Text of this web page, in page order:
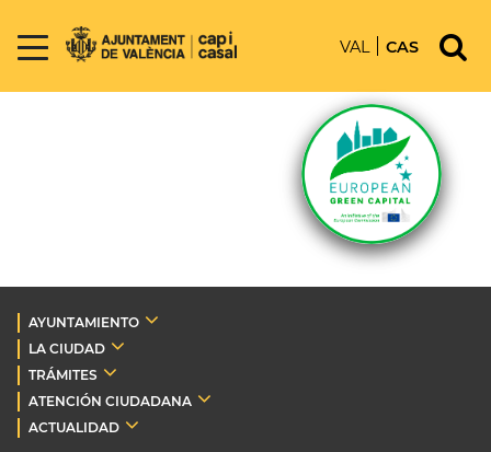
VAL CAS
AYUNTAMIENTO
LA CIUDAD
TRÁMITES
ATENCIÓN CIUDADANA
ACTUALIDAD